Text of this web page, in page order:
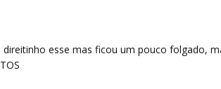
direitinho esse mas ficou um pouco folgado,